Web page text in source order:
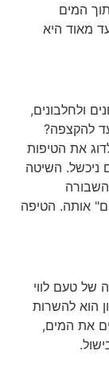
המים
היא
את הטיפות
השיטה
אותה. הטיפה
טעם לווי
להשרות
המים,